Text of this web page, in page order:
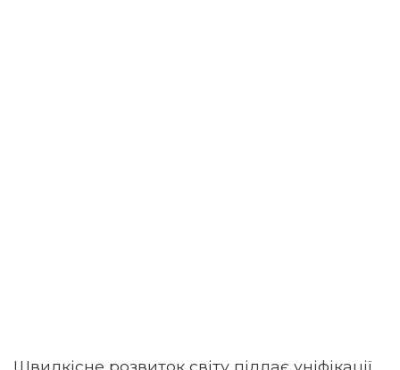
Швидкісне розвиток світу піддає уніфікації